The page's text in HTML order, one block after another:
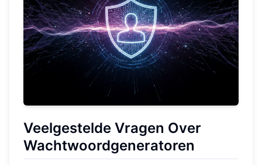
Veelgestelde Vragen Over
Wachtwoordgeneratoren